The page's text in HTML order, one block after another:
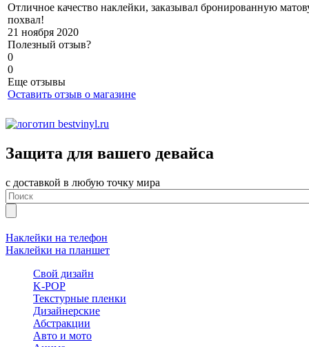
Отличное качество наклейки, заказывал бронированную
похвал!
21 ноября 2020
Полезный отзыв?
0
0
Еще отзывы
Оставить отзыв о магазине
Защита для вашего девайса
с доставкой в любую точку мира
Наклейки на телефон
Наклейки на планшет
Свой дизайн
K-POP
Текстурные пленки
Дизайнерские
Абстракции
Авто и мото